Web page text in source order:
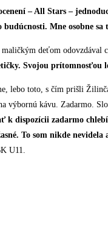
– All Stars –
Mne osobne
deťom
Svojou prítomnosťou
lebo toto, s čím prišli
kávu. Zadarmo.
dispozícii zadarmo
To som nikde
U11.